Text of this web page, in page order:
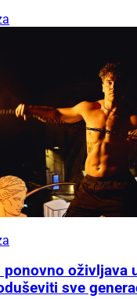
ponovno oživljava
sve